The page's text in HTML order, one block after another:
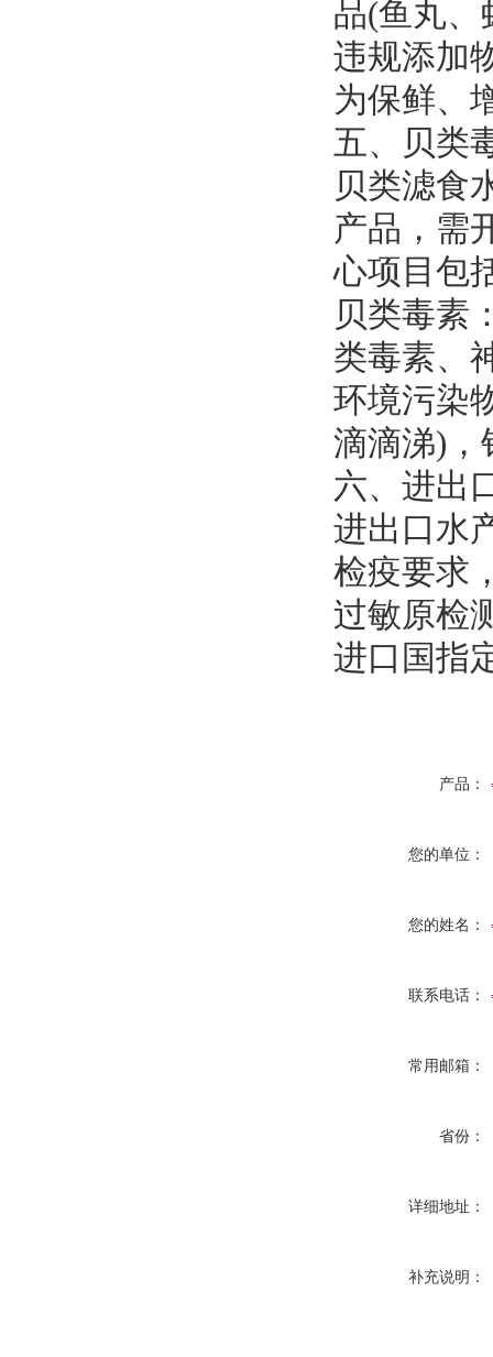
品(鱼丸、
违规添加
为保鲜、
五、贝类
贝类滤食
产品，需
心项目包
贝类毒素
类毒素、
环境污染
滴滴涕)，
六、进出
进出口水
检疫要求
过敏原检
进口国指
产品：
您的单位：
您的姓名：
联系电话：
常用邮箱：
省份：
详细地址：
补充说明：